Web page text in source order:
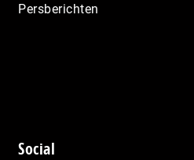
Persberichten
Social